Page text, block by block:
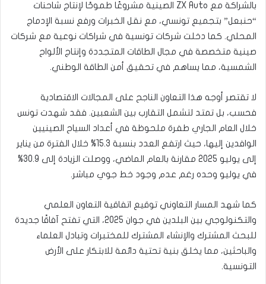
بالشراكة مع ZX Auto الصينية مشروعًا طموحًا لإنتاج شاحنات
“حنبعل” بتجميع تونسي، مع نقل الخبرات ورفع نسبة الإدماج
المحلي. كما دخلت شركات تونسية في شراكات نوعية مع شركات
صينية متخصصة في مجال الطاقات المتجددة وإنتاج الألواح
الشمسية، مما يساهم في تحقيق أمن الطاقة الوطني.
لا تقتصر أوجه هذا التعاون الناجح على المجالات الاقتصادية
فحسب، بل تمتد لتشمل التقارب بين الشعبين. فقد شهدت تونس
خلال العام الجاري طفرة ملحوظة في أعداد السياح الصينيين
الوافدين إليها، حيث ارتفع العدد بنسبة 15.3% خلال الفترة من يناير
إلى يوليو 2025 مقارنة بالعام الماضي، ووصلت الزيادة إلى 30.9%
في يوليو وحده رغم عدم وجود خط جوي مباشر.
كما شهد المسار التعاوني توقيع اتفاقية التعاون العلمي
والتكنولوجي بين البلدين في جوان 2025، التي تفتح آفاقًا جديدة
للبحث المشترك والإنشاء المشترك للمختبرات وتبادل العلماء
والباحثين، مما يخلق بنية تحتية دائمة للابتكار على الأرض
التونسية.